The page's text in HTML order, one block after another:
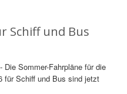
Schiff und Bus
Die Sommer-Fahrpläne für die
für Schiff und Bus sind jetzt